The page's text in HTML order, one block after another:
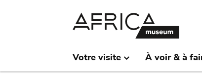
Votre visite À voir & à